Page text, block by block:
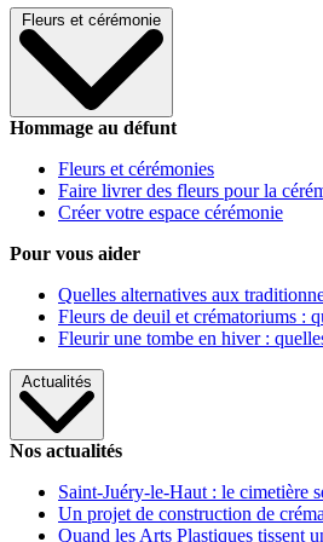
Fleurs et cérémonie
Hommage au défunt
Fleurs et cérémonies
Faire livrer des fleurs pour la
Créer votre espace cérémonie
Pour vous aider
Quelles alternatives aux
Fleurs de deuil et crématoriums :
Fleurir une tombe en hiver :
Actualités
Nos actualités
Saint-Juéry-le-Haut : le cimetière
Un projet de construction de
Quand les Arts Plastiques tissent